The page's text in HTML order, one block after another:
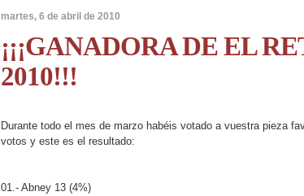
martes, 6 de abril de 2010
¡¡¡GANADORA DE EL
2010!!!
Durante todo el mes de marzo habéis votado a vuestra pieza
votos y este es el resultado:
01.- Abney 13 (4%)